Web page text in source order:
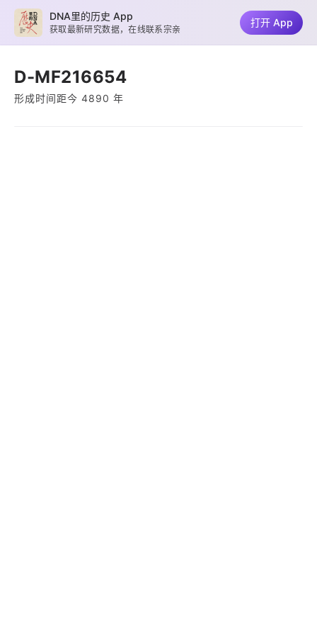
D-MF216654
形成时间距今 4890 年
DNA里的历史 App
获取最新研究数据，在线联系宗亲
打开 App